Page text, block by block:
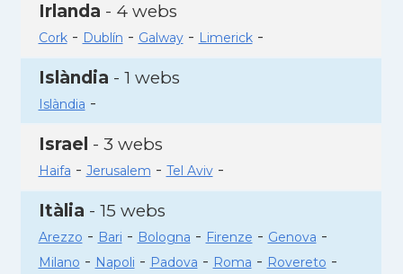
Irlanda - 4 webs
Cork- Dublín - Galway- Limerick-
Islàndia - 1 webs
Islàndia -
Israel - 3 webs
Haifa - Jerusalem - Tel Aviv-
Itàlia - 15 webs
Arezzo - Bari - Bologna - Firenze - Genova -
Milano - Napoli - Padova - Roma - Rovereto -